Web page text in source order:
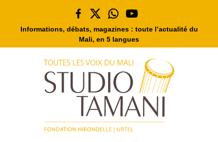
Informations, débats, magazines : toute l’actualité du
Mali, en 5 langues